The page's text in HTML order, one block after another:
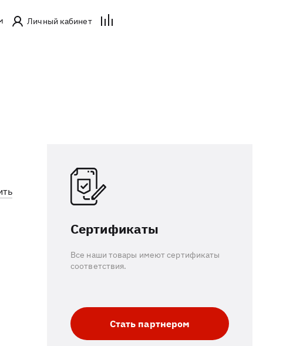
Личный кабинет
Сертификаты
Все наши товары имеют сертификаты
соответствия.
Стать партнером